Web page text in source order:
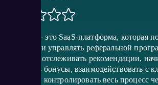
Wordom — это SaaS-платформа, которая
запустить и управлять реферальной
позволяет отслеживать рекомендации,
списывать бонусы, взаимодействовать с
Telegram и контролировать весь процесс